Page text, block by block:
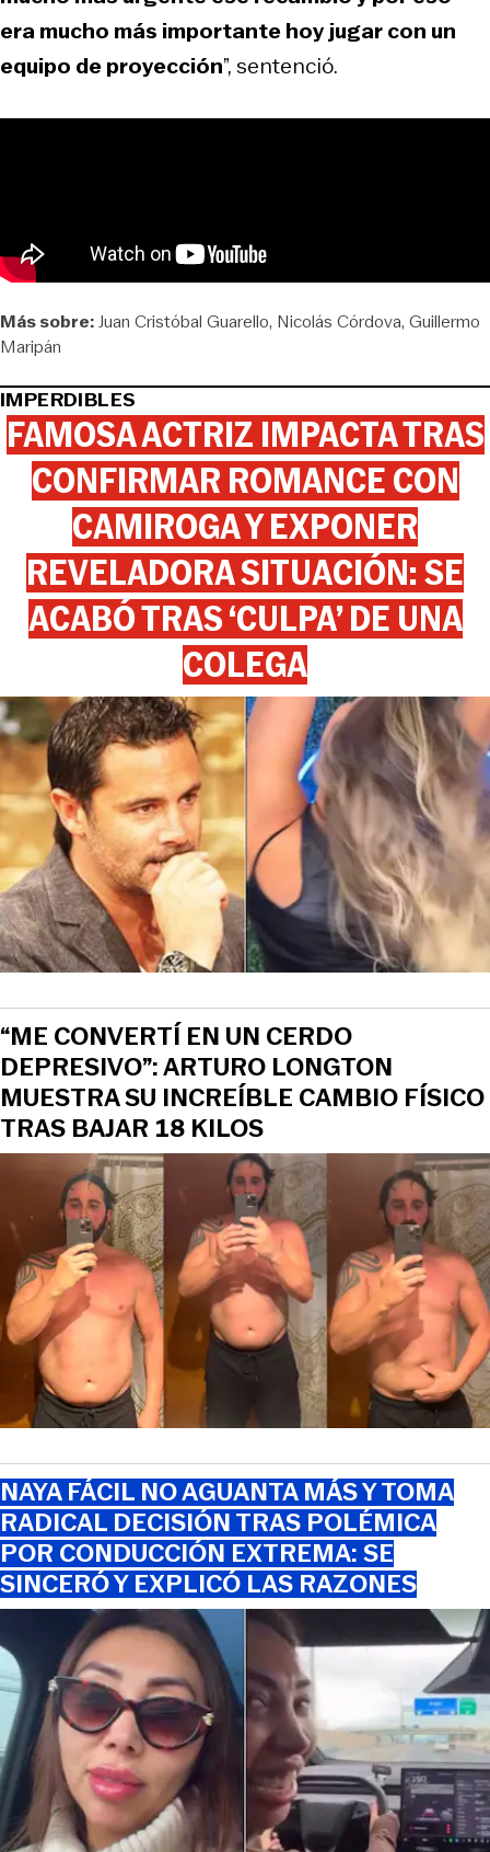
era mucho más importante hoy jugar con un
equipo de proyección”, sentenció.
Más sobre:Juan Cristóbal Guarello Nicolás Córdova Guillermo
Maripán
IMPERDIBLES
FAMOSA ACTRIZ IMPACTA TRAS
CONFIRMAR ROMANCE CON
CAMIROGA Y EXPONER
REVELADORA SITUACIÓN: SE
ACABÓ TRAS ‘CULPA’ DE UNA
COLEGA
“ME CONVERTÍ EN UN CERDO
DEPRESIVO”: ARTURO LONGTON
MUESTRA SU INCREÍBLE CAMBIO FÍSICO
TRAS BAJAR 18 KILOS
NAYA FÁCIL NO AGUANTA MÁS Y TOMA
RADICAL DECISIÓN TRAS POLÉMICA
POR CONDUCCIÓN EXTREMA: SE
SINCERÓ Y EXPLICÓ LAS RAZONES